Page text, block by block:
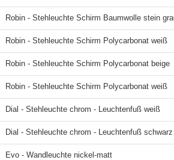
Robin - Stehleuchte Schirm Baumwolle stein
Robin - Stehleuchte Schirm Polycarbonat weiß
Robin - Stehleuchte Schirm Polycarbonat beige
Robin - Stehleuchte Schirm Polycarbonat weiß
Dial - Stehleuchte chrom - Leuchtenfuß weiß
Dial - Stehleuchte chrom - Leuchtenfuß schwarz
Evo - Wandleuchte nickel-matt